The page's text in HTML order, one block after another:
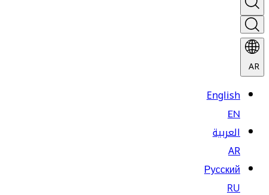
AR
English
EN
العربية
AR
Русский
RU